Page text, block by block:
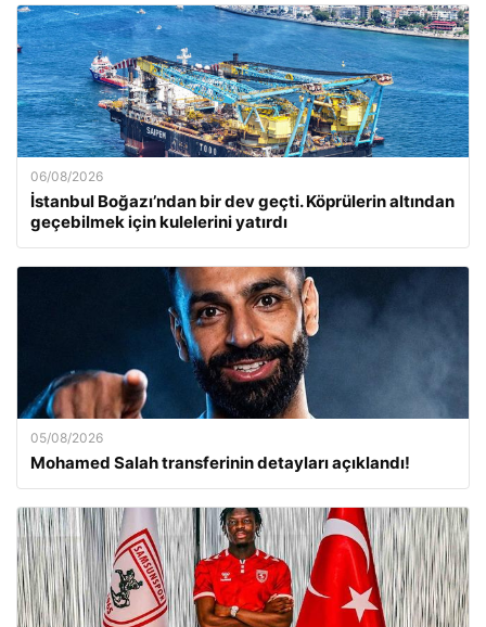
06/08/2026
İstanbul Boğazı’ndan bir dev geçti. Köprülerin altından
geçebilmek için kulelerini yatırdı
05/08/2026
Mohamed Salah transferinin detayları açıklandı!